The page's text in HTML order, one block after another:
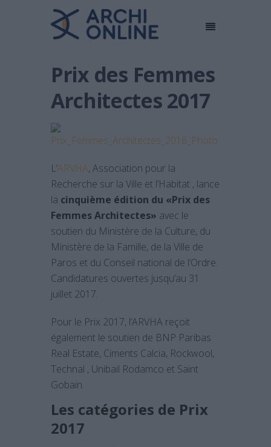
Prix des Femmes
Architectes 2017
L’ARVHA, Association pour la
Recherche sur la Ville et l’Habitat , lance
la cinquième édition du «Prix des
Femmes Architectes» avec le
soutien du Ministère de la Culture, du
Ministère de la Famille, de la Ville de
Paros et du Conseil national de l’Ordre.
Candidatures ouvertes jusqu’au 31
juillet 2017.
Pour le Prix 2017, l’ARVHA reçoit
également le soutien de BNP Paribas
Real Estate, Ciments Calcia, Rockwool,
Technal , Unibail Rodamco et Saint
Gobain.
Les catégories de Prix
2017